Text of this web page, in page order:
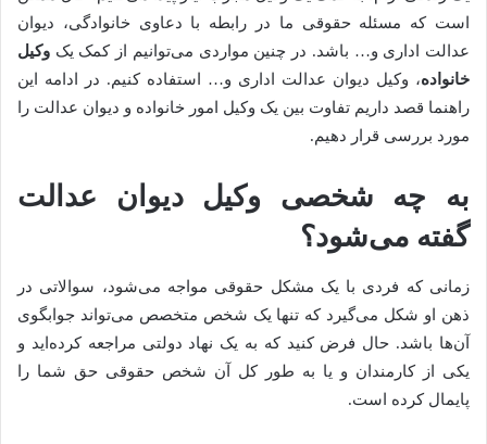
است که مسئله حقوقی ما در رابطه با دعاوی خانوادگی، دیوان
عدالت اداری و… باشد. در چنین مواردی می‌توانیم از کمک یک وکیل
خانواده، وکیل دیوان عدالت اداری و… استفاده کنیم. در ادامه این
راهنما قصد داریم تفاوت بین یک وکیل امور خانواده و دیوان عدالت را
مورد بررسی قرار دهیم.
به چه شخصی وکیل دیوان عدالت
گفته می‌شود؟
زمانی که فردی با یک مشکل حقوقی مواجه می‌شود، سوالاتی در
ذهن او شکل می‌گیرد که تنها یک شخص متخصص می‌تواند جوابگوی
آن‌ها باشد. حال فرض کنید که به یک نهاد دولتی مراجعه کرده‌اید و
یکی از کارمندان و یا به طور کل آن شخص حقوقی حق شما را
پایمال کرده است.